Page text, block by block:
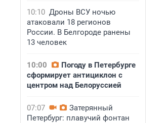
10:10 Дроны ВСУ ночью
атаковали 18 регионов
России. В Белгороде ранены
13 человек
10:00
Погоду в Петербурге
сформирует антициклон с
центром над Белоруссией
07:07
Затерянный
Петербург: плавучий фонтан